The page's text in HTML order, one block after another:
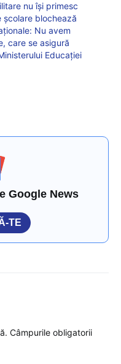
nu își primesc
blochează
Nu avem
care se asigură
Educației
Google News
TE
Câmpurile obligatorii